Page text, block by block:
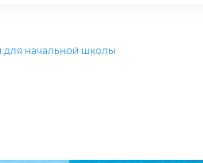
для начальной школы